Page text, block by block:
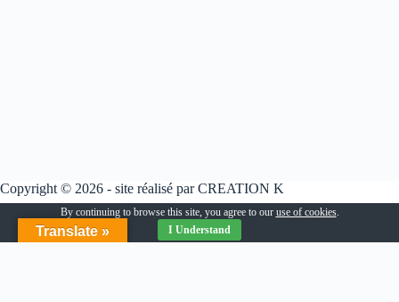
Copyright © 2026 - site réalisé parCREATION K
Suivez-nous
Retrouvez toute notre actualité
By continuing to browse this site, you agree to our use of cookies.
I Understand
Translate »